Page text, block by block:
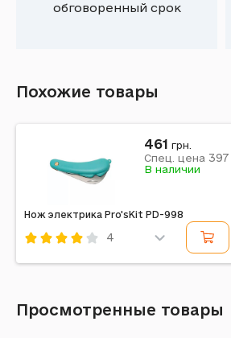
обговоренный срок
Похожие товары
Нож электрика Pro'sKit PD-998
4
461 грн.
Спец. цена 397
В наличии
Просмотренные товары